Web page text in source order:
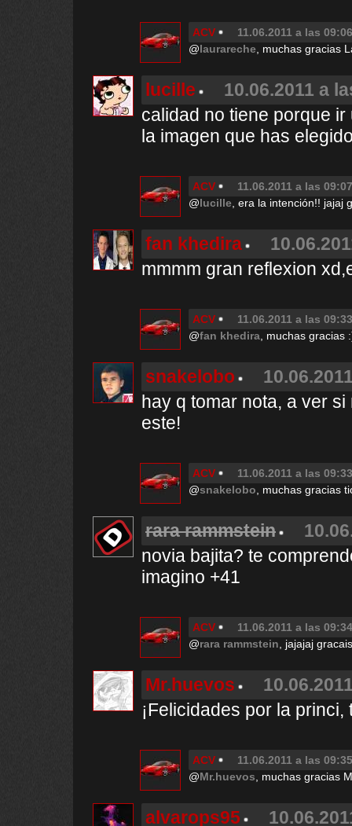
ACV
11.06.2011 a las 09:06
@laurareche , muchas gracias
lucille
10.06.2011 a
calidad no tiene porque
la imagen que has
ACV
11.06.2011 a las 09:07
@lucille , era la intención!! jajaj
fan khedira
mmmm gran reflexion
ACV
11.06.2011 a las 09:33
@fan khedira , muchas gracias
snakelobo
hay q tomar nota, a ver
este!
ACV
11.06.2011 a las 09:33
@snakelobo , muchas gracias
rara rammstein
novia bajita? te
imagino +41
ACV
11.06.2011 a las 09:34
@rara rammstein , jajajaj
Mr.huevos
¡Felicidades por la princi,
ACV
11.06.2011 a las 09:35
@Mr.huevos , muchas gracias
alvarops95